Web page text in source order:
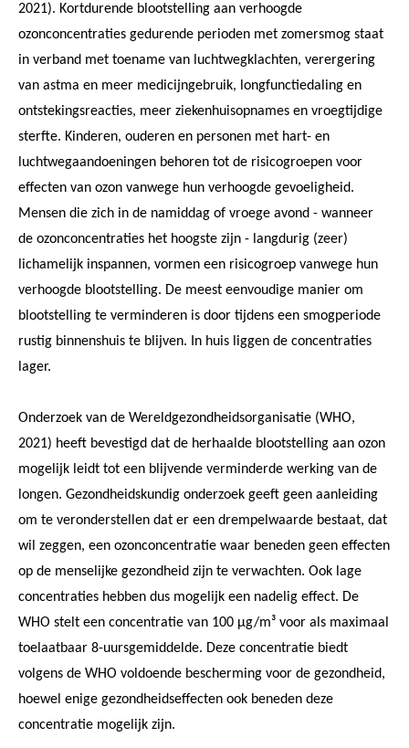
2021). Kortdurende blootstelling aan verhoogde
ozonconcentraties gedurende perioden met zomersmog staat
in verband met toename van luchtwegklachten, verergering
van astma en meer medicijngebruik, longfunctiedaling en
ontstekingsreacties, meer ziekenhuisopnames en vroegtijdige
sterfte. Kinderen, ouderen en personen met hart- en
luchtwegaandoeningen behoren tot de risicogroepen voor
effecten van ozon vanwege hun verhoogde gevoeligheid.
Mensen die zich in de namiddag of vroege avond - wanneer
de ozonconcentraties het hoogste zijn - langdurig (zeer)
lichamelijk inspannen, vormen een risicogroep vanwege hun
verhoogde blootstelling. De meest eenvoudige manier om
blootstelling te verminderen is door tijdens een smogperiode
rustig binnenshuis te blijven. In huis liggen de concentraties
lager.
Onderzoek van de Wereldgezondheidsorganisatie (WHO,
2021) heeft bevestigd dat de herhaalde blootstelling aan ozon
mogelijk leidt tot een blijvende verminderde werking van de
longen. Gezondheidskundig onderzoek geeft geen aanleiding
om te veronderstellen dat er een drempelwaarde bestaat, dat
wil zeggen, een ozonconcentratie waar beneden geen effecten
op de menselijke gezondheid zijn te verwachten. Ook lage
concentraties hebben dus mogelijk een nadelig effect. De
WHO stelt een concentratie van 100 µg/m³ voor als maximaal
toelaatbaar 8-uursgemiddelde. Deze concentratie biedt
volgens de WHO voldoende bescherming voor de gezondheid,
hoewel enige gezondheidseffecten ook beneden deze
concentratie mogelijk zijn.